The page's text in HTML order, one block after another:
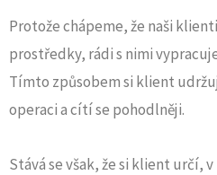
Protože chápeme, že naši
prostředky, rádi s nimi
Tímto způsobem si klient
operaci a cítí se pohodlněji.
Stává se však, že si klient určí,